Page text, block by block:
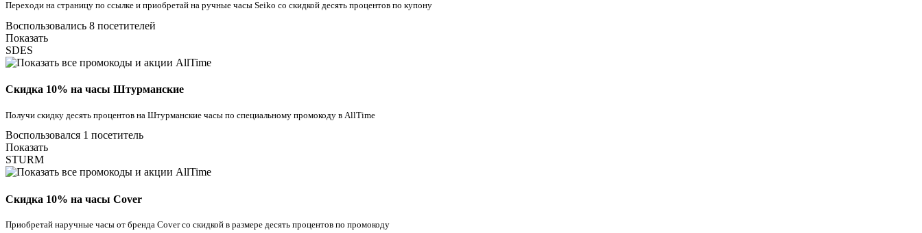
Переходи на страницу по ссылке и приобретай на ручные часы Seiko со скидкой десять процентов по купону
Воспользовались 8 посетителей
Показать
SDES
Скидка 10% на часы Штурманские
Получи скидку десять процентов на Штурманские часы по специальному промокоду в AllTime
Воспользовался 1 посетитель
Показать
STURM
Скидка 10% на часы Cover
Приобретай наручные часы от бренда Cover со скидкой в размере десять процентов по промокоду